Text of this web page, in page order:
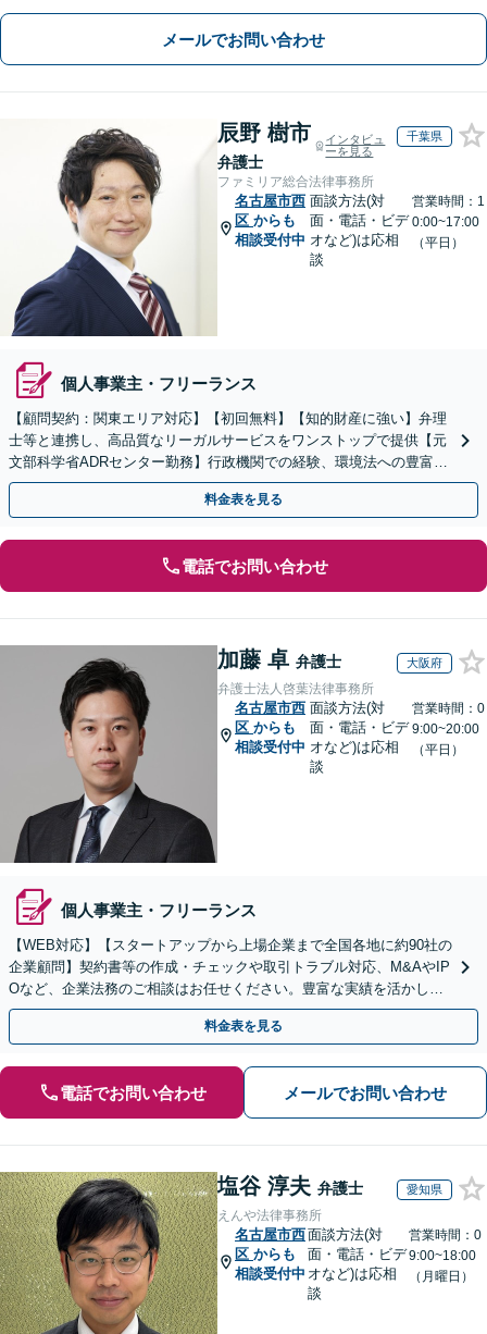
メールでお問い合わせ
辰野 樹市
弁護士
インタビュ
ーを見る
千葉県
ファミリア総合法律事務所
名古屋市西
区 からも
相談受付中
面談方法(対
面・電話・ビデ
オなど)は応相
談
営業時間：1
0:00~17:00
（平日）
個人事業主・フリーランス
【顧問契約：関東エリア対応】【初回無料】【知的財産に強い】弁理
士等と連携し、高品質なリーガルサービスをワンストップで提供【元
文部科学省ADRセンター勤務】行政機関での経験、環境法への豊富な
知識を活かし、事業者さまの抱える問題を解決へ導きます
料金表を見る
電話でお問い合わせ
加藤 卓 弁護士 大阪府
弁護士法人啓葉法律事務所
名古屋市西
区 からも
相談受付中
面談方法(対
面・電話・ビデ
オなど)は応相
談
営業時間：0
9:00~20:00
（平日）
個人事業主・フリーランス
【WEB対応】【スタートアップから上場企業まで全国各地に約90社の
企業顧問】契約書等の作成・チェックや取引トラブル対応、M&AやIP
Oなど、企業法務のご相談はお任せください。豊富な実績を活かし的
確に対応を進めてまいります。
料金表を見る
電話でお問い合わせ メールでお問い合わせ
塩谷 淳夫 弁護士 愛知県
えんや法律事務所
名古屋市西
区 からも
相談受付中
面談方法(対
面・電話・ビデ
オなど)は応相
談
営業時間：0
9:00~18:00
（月曜日）